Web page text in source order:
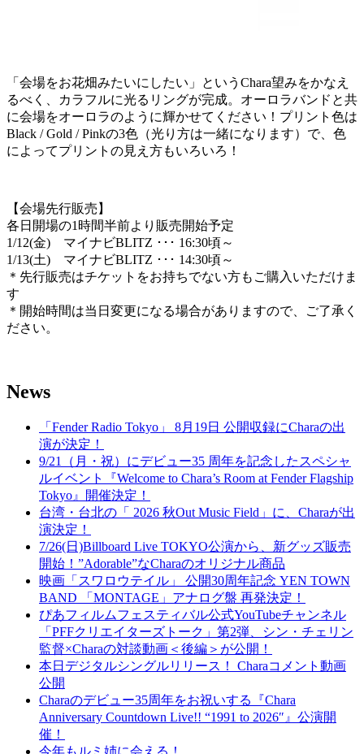
「会場をお花畑みたいにしたい」というChara望みをかなえ
るべく、カラフルに光るリングが完成。オーロラバンドと共
に会場をオーロラのように輝かせてください！プリント色は
Black / Gold / Pinkの3色（光り方は一緒になります）で、色
によってプリントの見え方もいろいろ！
【会場先行販売】
各日開場の1時間半前より販売開始予定
1/12(金) マイナビBLITZ ･･･ 16:30頃～
1/13(土) マイナビBLITZ ･･･ 14:30頃～
＊先行販売はチケットをお持ちでない方もご購入いただけま
す
＊開始時間は当日変更になる場合がありますので、ご了承く
ださい。
News
「Fender Radio Tokyo」 8月19日 公開収録にCharaの出
演が決定！
9/21（月・祝）にデビュー35 周年を記念したスペシャ
ルイベント『Welcome to Chara’s Room at Fender Flagship
Tokyo』開催決定！
台湾・台北の「 2026 秋Out Music Field」に、Charaが出
演決定！
7/26(日)Billboard Live TOKYO公演から、新グッズ販売
開始！”Adorable”なCharaのオリジナル商品
映画「スワロウテイル」 公開30周年記念 YEN TOWN
BAND 「MONTAGE」アナログ盤 再発決定！
ぴあフィルムフェスティバル公式YouTubeチャンネル
「PFFクリエイターズトーク」第2弾、シン・チェリン
監督×Charaの対談動画＜後編＞が公開！
本日デジタルシングルリリース！ Charaコメント動画
公開
Charaのデビュー35周年をお祝いする『Chara
Anniversary Countdown Live!! “1991 to 2026″』公演開
催！
今年もルミ姉に会える！